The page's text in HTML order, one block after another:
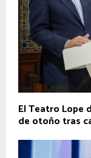
El Teatro Lope
de otoño tras